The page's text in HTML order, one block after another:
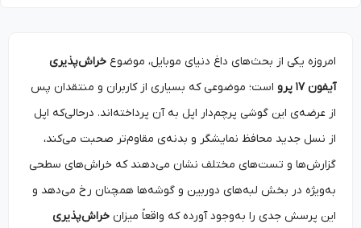
امروزه یکی از بحث‌های داغ دنیای موبایل، موضوعخراش‌پذیری
آیفون۱۷پرواست؛ موضوعی که بسیاری از کاربران و منتقدان پس
از عرضه‌ی این گوشی پرچم‌دار اپل به آن پرداخته‌اند. درحالی‌که اپل
از نسل جدید محافظ نمایشگر و بدنه‌ی مقاوم‌تر صحبت می‌کند،
گزارش‌ها و تست‌های مختلف نشان می‌دهند که خراش‌های سطحی
به‌ویژه در بخش لبه‌های دوربین و گوشه‌ها همچنان رخ می‌دهد و
این پرسش جدی را به‌وجود آورده که واقعاً میزانخراش‌پذیری